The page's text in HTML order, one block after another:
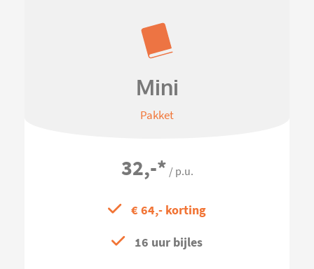
Mini
Pakket
32,-* / p.u.
€ 64,- korting
16 uur bijles